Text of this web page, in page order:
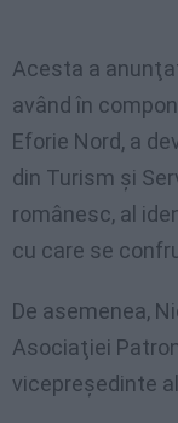
Acesta a
având în
Eforie Nord, a
din Turism şi
românesc, al
cu care se
De asemenea,
Asociaţiei
vicepreşedinte